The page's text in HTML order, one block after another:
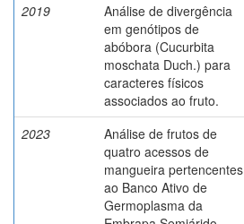
2019
Análise de divergência
em genótipos de
abóbora (Cucurbita
moschata Duch.) para
caracteres físicos
associados ao fruto.
2023
Análise de frutos de
quatro acessos de
mangueira pertencentes
ao Banco Ativo de
Germoplasma da